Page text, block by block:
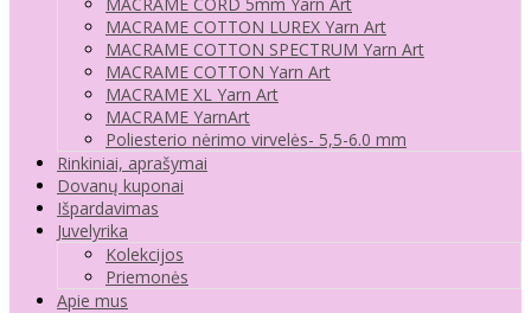
MACRAME COTTON LUREX Yarn Art
MACRAME COTTON SPECTRUM Yarn Art
MACRAME COTTON Yarn Art
MACRAME XL Yarn Art
MACRAME YarnArt
Poliesterio nėrimo virvelės- 5,5-6.0 mm
Rinkiniai, aprašymai
Dovanų kuponai
Išpardavimas
Juvelyrika
Kolekcijos
Priemonės
Apie mus